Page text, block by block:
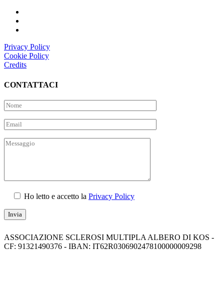
Privacy Policy
Cookie Policy
Credits
CONTATTACI
Ho letto e accetto la Privacy Policy
ASSOCIAZIONE SCLEROSI MULTIPLA ALBERO DI KOS -
CF: 91321490376 - IBAN: IT62R0306902478100000009298